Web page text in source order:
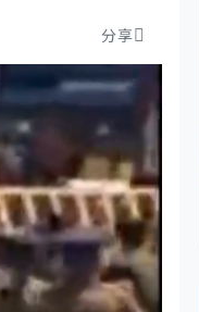
分享